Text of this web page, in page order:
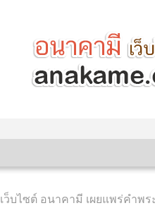
เว็บไซต์ อนาคามี เผยแพร่คำพ